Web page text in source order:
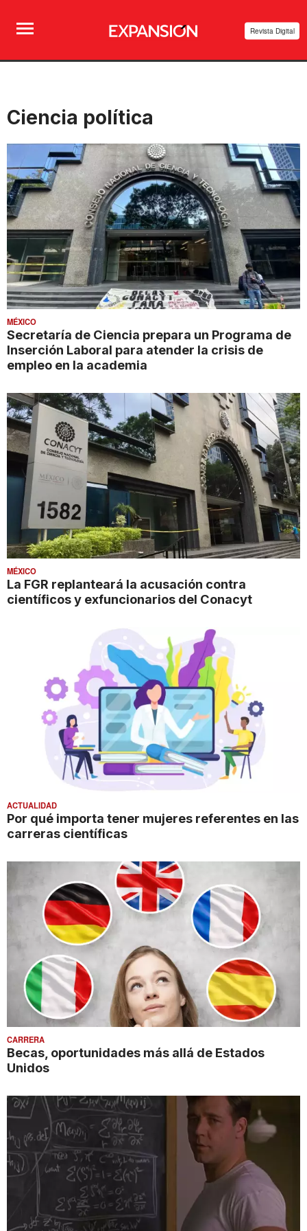
Revista Digital
Ciencia política
MÉXICO
Secretaría de Ciencia prepara un Programa de
Inserción Laboral para atender la crisis de
empleo en la academia
MÉXICO
La FGR replanteará la acusación contra
científicos y exfuncionarios del Conacyt
ACTUALIDAD
Por qué importa tener mujeres referentes en las
carreras científicas
CARRERA
Becas, oportunidades más allá de Estados
Unidos